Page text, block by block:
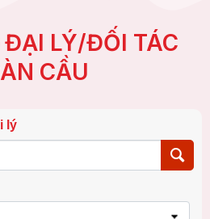
ĐẠI LÝ/ĐỐI TÁC
CẦU
lý